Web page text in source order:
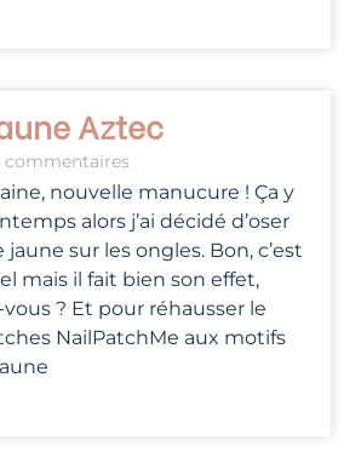
Aztec
commentaires
nouvelle manucure ! Ça y
alors j’ai décidé d’oser
sur les ongles. Bon, c’est
mais il fait bien son effet,
? Et pour réhausser le
NailPatchMe aux motifs